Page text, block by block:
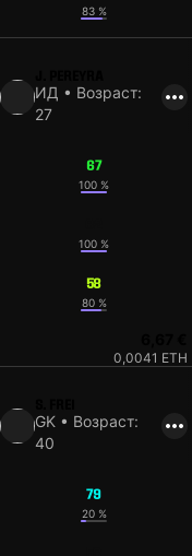
83 %
ИД • Возраст:
27
67
100 %
100 %
58
80 %
0,0041 ETH
GK • Возраст:
40
79
20 %